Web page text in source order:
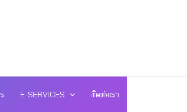
E-SERVICES ติดต่อเรา